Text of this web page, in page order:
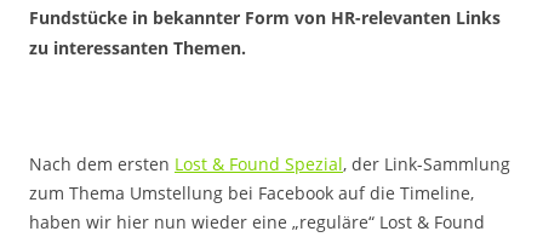
Fundstücke in bekannter Form von HR-relevanten Links
zu interessanten Themen.
Nach dem ersten Lost & Found Spezial, der Link-Sammlung
zum Thema Umstellung bei Facebook auf die Timeline,
haben wir hier nun wieder eine „reguläre“ Lost & Found